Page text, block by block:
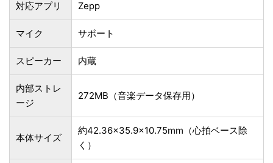
対応アプリ Zepp
マイク サポート
スピーカー 内蔵
内部ストレ
ージ
272MB（音楽データ保存用）
本体サイズ
約42.36×35.9×10.75mm（心拍ベース除
く）